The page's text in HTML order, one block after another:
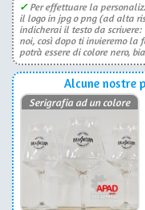
✓Per effettuare la
il logo in jpg o png (ad alta
indicherai il testo da
noi, così dopo ti invieremo la
potrà essere di colore nero,
Alcune nostre
Serigrafia ad un colore